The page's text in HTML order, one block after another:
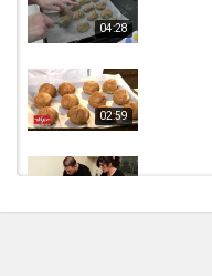
04:28
02:59